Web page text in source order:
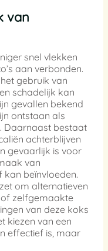
van
snel vlekken
aan verbonden.
gebruik van
schadelijk kan
gevallen bekend
ontstaan als
Daarnaast bestaat
achterblijven
gevaarlijk is voor
van
beïnvloeden.
om alternatieven
zelfgemaakte
van deze koks
kiezen van een
effectief is, maar